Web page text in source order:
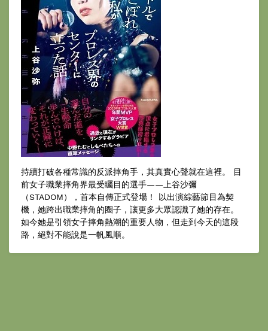
持續打破各種常識的反派摔角手，其真實心聲就在這裡。 目
前女子職業摔角界最受矚目的選手——上谷沙彌
（STADOM），首本自傳正式登場！ 以出演綜藝節目為契
機，她跨出職業摔角的圈子，讓更多大眾認識了她的存在。
如今她是引領女子摔角熱潮的重要人物，但走到今天的這段
路，絕對不能說是一帆風順。